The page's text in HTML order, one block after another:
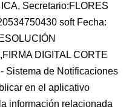
Secretario:FLORES
soft Fecha:
DIGITAL CORTE
Sistema de Notificaciones
en el aplicativo
información relacionada